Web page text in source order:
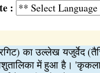
:
का उल्लेख यजुर्वेद
में हुआ है।